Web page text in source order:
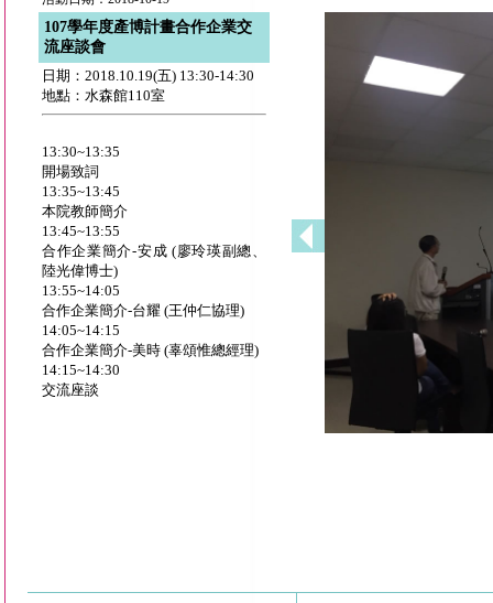
107學年度產博計畫合作企業交
流座談會
日期：2018.10.19(五) 13:30-14:30
地點：水森館110室
13:30~13:35
開場致詞
13:35~13:45
本院教師簡介
13:45~13:55
合作企業簡介-安成 (廖玲瑛副總、
陸光偉博士)
13:55~14:05
合作企業簡介-台耀 (王仲仁協理)
14:05~14:15
合作企業簡介-美時 (辜頌惟總經理)
14:15~14:30
交流座談